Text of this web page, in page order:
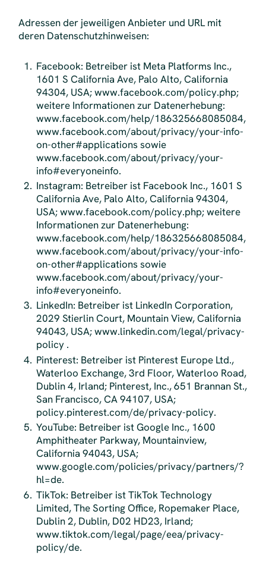
Adressen der jeweiligen Anbieter und URL mit
deren Datenschutzhinweisen:
Facebook: Betreiber ist Meta Platforms Inc.,
1601 S California Ave, Palo Alto, California
94304, USA; www.facebook.com/policy.php;
weitere Informationen zur Datenerhebung:
www.facebook.com/help/186325668085084,
www.facebook.com/about/privacy/your-info-
on-other#applications sowie
www.facebook.com/about/privacy/your-
info#everyoneinfo.
Instagram: Betreiber ist Facebook Inc., 1601 S
California Ave, Palo Alto, California 94304,
USA; www.facebook.com/policy.php; weitere
Informationen zur Datenerhebung:
www.facebook.com/help/186325668085084,
www.facebook.com/about/privacy/your-info-
on-other#applications sowie
www.facebook.com/about/privacy/your-
info#everyoneinfo.
LinkedIn: Betreiber ist LinkedIn Corporation,
2029 Stierlin Court, Mountain View, California
94043, USA; www.linkedin.com/legal/privacy-
policy .
Pinterest: Betreiber ist Pinterest Europe Ltd.,
Waterloo Exchange, 3rd Floor, Waterloo Road,
Dublin 4, Irland; Pinterest, Inc., 651 Brannan St.,
San Francisco, CA 94107, USA;
policy.pinterest.com/de/privacy-policy.
YouTube: Betreiber ist Google Inc., 1600
Amphitheater Parkway, Mountainview,
California 94043, USA;
www.google.com/policies/privacy/partners/?
hl=de.
TikTok: Betreiber ist TikTok Technology
Limited, The Sorting Office, Ropemaker Place,
Dublin 2, Dublin, D02 HD23, Irland;
www.tiktok.com/legal/page/eea/privacy-
policy/de.